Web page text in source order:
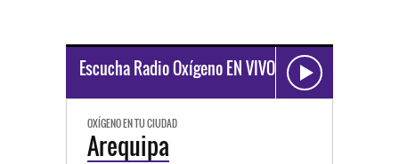
Escucha Radio Oxígeno EN VIVO
OXÍGENO EN TU CIUDAD
Arequipa